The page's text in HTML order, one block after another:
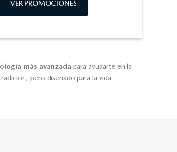
VER PROMOCIONES
más avanzada para ayudarte en la
pero diseñado para la vida